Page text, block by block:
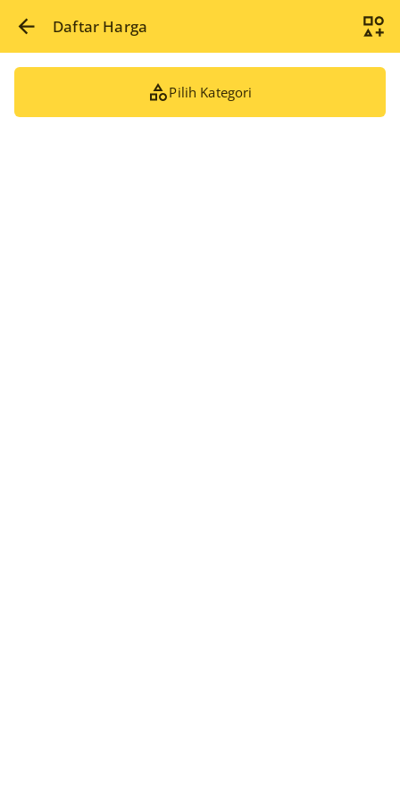
Daftar Harga
Pilih Kategori